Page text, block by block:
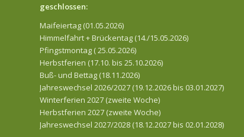
geschlossen:
Maifeiertag (01.05.2026)
Himmelfahrt + Brückentag (14./15.05.2026)
Pfingstmontag ( 25.05.2026)
Herbstferien (17.10. bis 25.10.2026)
Buß- und Bettag (18.11.2026)
Jahreswechsel 2026/2027 (19.12.2026 bis 03.01.2027)
Winterferien 2027 (zweite Woche)
Herbstferien 2027 (zweite Woche)
Jahreswechsel 2027/2028 (18.12.2027 bis 02.01.2028)